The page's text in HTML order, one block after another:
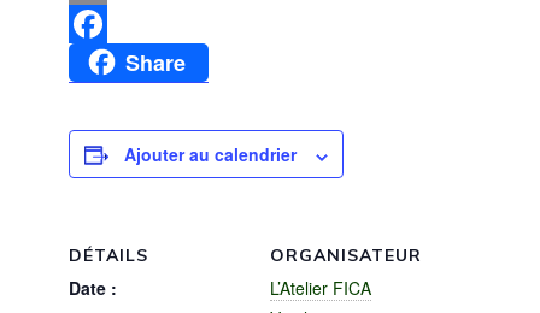
Email
FacebookShare
Ajouter au calendrier
DÉTAILS
Date :
ORGANISATEUR
L’Atelier FICA